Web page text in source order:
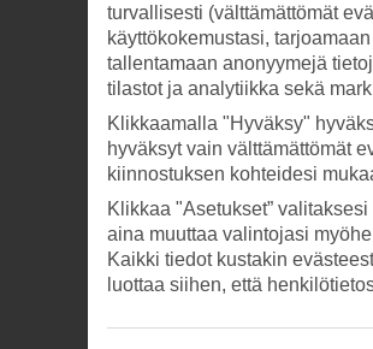
turvallisesti (välttämättömät
käyttökokemustasi,
tallentamaan anonyymejä
tilastot ja analytiikka sekä
Klikkaamalla "Hyväksy"
hyväksyt vain välttämättömät
kiinnostuksen kohteidesi
Klikkaa "Asetukset”
aina muuttaa valintojasi
Kaikki tiedot kustakin
luottaa siihen, että